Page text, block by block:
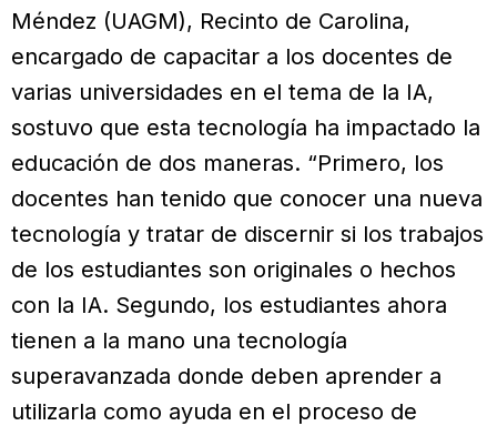
Méndez (UAGM), Recinto de Carolina,
encargado de capacitar a los docentes de
varias universidades en el tema de la IA,
sostuvo que esta tecnología ha impactado la
educación de dos maneras. “Primero, los
docentes han tenido que conocer una nueva
tecnología y tratar de discernir si los trabajos
de los estudiantes son originales o hechos
con la IA. Segundo, los estudiantes ahora
tienen a la mano una tecnología
superavanzada donde deben aprender a
utilizarla como ayuda en el proceso de